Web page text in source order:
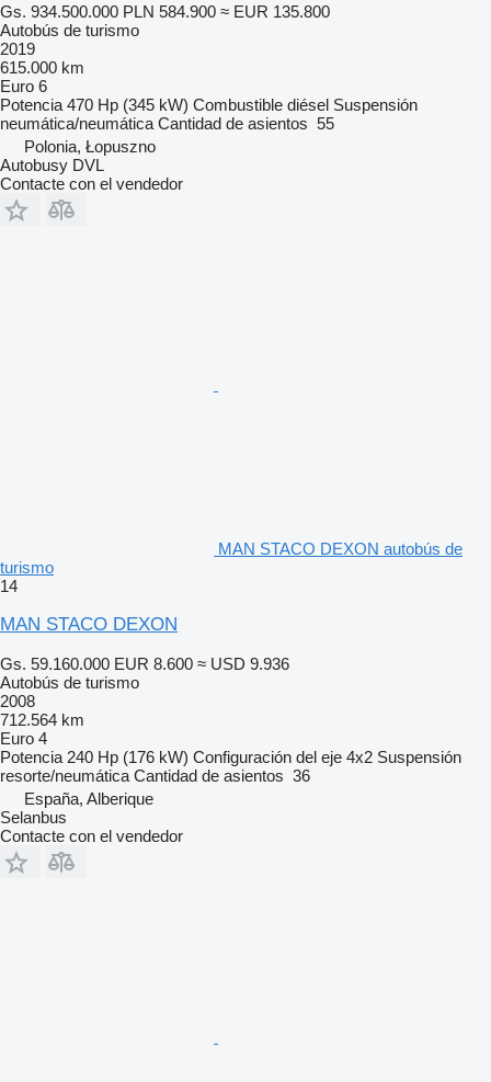
Gs. 934.500.000 PLN 584.900 ≈ EUR 135.800
Autobús de turismo
2019
615.000 km
Euro 6
Potencia 470 Hp (345 kW) Combustible diésel Suspensión
neumática/neumática Cantidad de asientos 55
Polonia, Łopuszno
Autobusy DVL
Contacte con el vendedor
MAN STACO DEXON autobús de
turismo
14
MAN STACO DEXON
Gs. 59.160.000 EUR 8.600 ≈ USD 9.936
Autobús de turismo
2008
712.564 km
Euro 4
Potencia 240 Hp (176 kW) Configuración del eje 4x2 Suspensión
resorte/neumática Cantidad de asientos 36
España, Alberique
Selanbus
Contacte con el vendedor